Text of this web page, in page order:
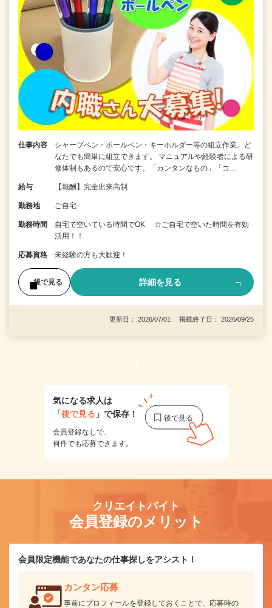
仕事内容
シャープペン・ボールペン・キーホルダー等の組立作業。ど
なたでも簡単に組立できます。 マニュアルや経験者による研
修体制もあるので安心です。「カンタンなもの」「コ…
給与 【報酬】完全出来高制
勤務地 ご自宅
勤務時間
自宅で空いている時間でOK ☆ご自宅で空いた時間を有効
活用！！
応募資格 未経験の方も大歓迎！
後で見る 詳細を見る
更新日： 2026/07/01 掲載終了日： 2026/09/25
1
気になる求人は
「後で見る 」で保存！
会員登録なしで、
何件でも応募できます。
クリエイトバイト
会員登録のメリット
会員限定機能であなたの仕事探しをアシスト！
カンタン応募
事前にプロフィールを登録しておくことで、応募時の